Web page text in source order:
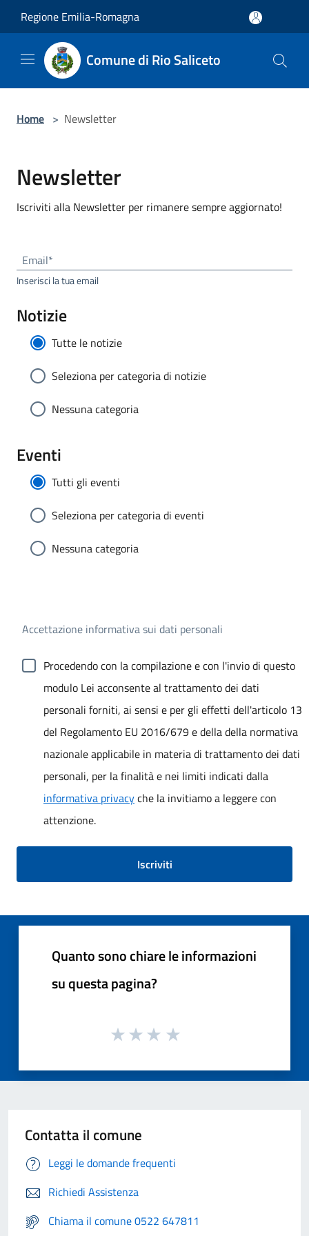
Regione Emilia-Romagna
Comune di Rio Saliceto
Home > Newsletter
Newsletter
Iscriviti alla Newsletter per rimanere sempre aggiornato!
Email*
Inserisci la tua email
Notizie
Tutte le notizie
Seleziona per categoria di notizie
Nessuna categoria
Eventi
Tutti gli eventi
Seleziona per categoria di eventi
Nessuna categoria
Accettazione informativa sui dati personali
Procedendo con la compilazione e con l'invio di questo
modulo Lei acconsente al trattamento dei dati
personali forniti, ai sensi e per gli effetti dell'articolo 13
del Regolamento EU 2016/679 e della della normativa
nazionale applicabile in materia di trattamento dei dati
personali, per la finalità e nei limiti indicati dalla
informativa privacyche la invitiamo a leggere con
attenzione.
Quanto sono chiare le informazioni
su questa pagina?
Contatta il comune
Leggi le domande frequenti
Richiedi Assistenza
Chiama il comune 0522 647811